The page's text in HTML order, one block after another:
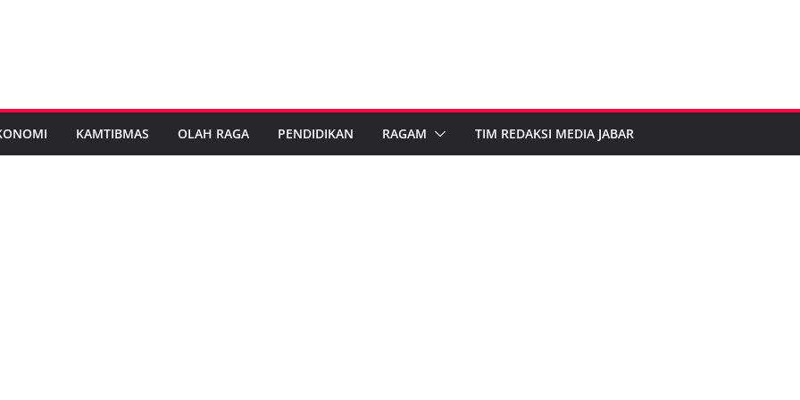
KAMTIBMAS OLAH RAGA PENDIDIKAN RAGAM TIM REDAKSI MEDIA JABAR